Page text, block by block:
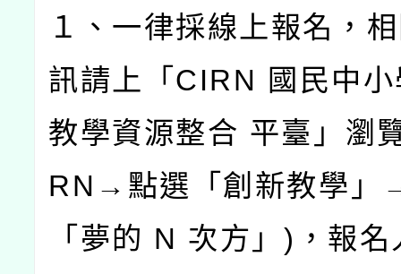
１、一律採線上報名，
訊請上「 CIRN 國民中
教學資源整合 平臺」瀏
RN →點選「創新教學」
「夢的 N 次方」) ，報